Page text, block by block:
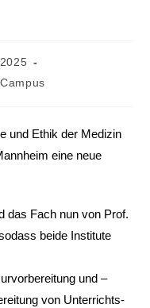
und Ethik der Medizin
eine neue
das Fach nun von Prof.
beide Institute
und –
von Unterrichts-